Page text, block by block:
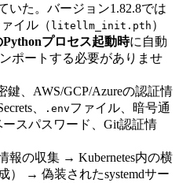
いた。バージョン1.82.8では
イル（ litellm_init.pth ）
Pythonプロセス起動時に自動
ポートする必要がありませ
鍵、AWS/GCP/Azureの認証情
、
.envファイル、暗号通
スパスワード、Git認証情
報の収集 → Kubernetes内の横
） → 偽装されたsystemdサー